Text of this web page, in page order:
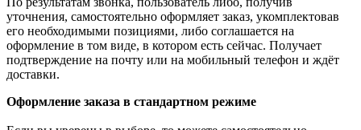
уточнения, самостоятельно оформляет заказ, укомплектовав
его необходимыми позициями, либо соглашается на
оформление в том виде, в котором есть сейчас. Получает
подтверждение на почту или на мобильный телефон и ждёт
доставки.
Оформление заказа в стандартном режиме